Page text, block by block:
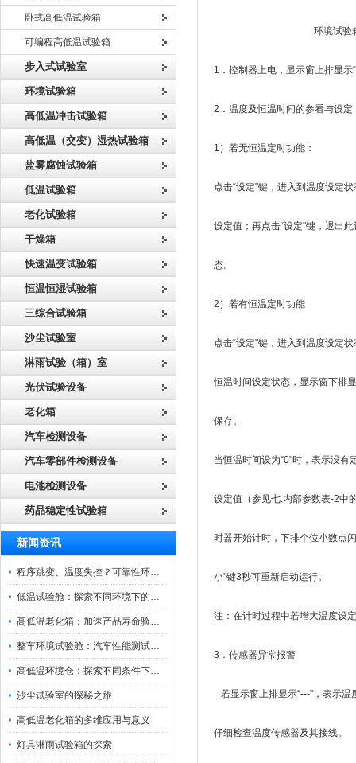
卧式高低温试验箱
可编程高低温试验箱
步入式试验室
环境试验箱
高低温冲击试验箱
高低温（交变）湿热试验箱
盐雾腐蚀试验箱
低温试验箱
老化试验箱
干燥箱
快速温变试验箱
恒温恒湿试验箱
三综合试验箱
沙尘试验室
淋雨试验（箱）室
光伏试验设备
老化箱
汽车检测设备
汽车零部件检测设备
电池检测设备
药品稳定性试验箱
新闻资讯
程序跳变、温度失控？可靠性环境试验箱控制系统故障处理
低温试验舱：探索不同环境下的科技边界
高低温老化箱：加速产品寿命验证的可靠伙伴
整车环境试验舱：汽车性能测试的设备
高低温环境仓：探索不同条件下的科学奥秘
沙尘试验室的探秘之旅
高低温老化箱的多维应用与意义
灯具淋雨试验箱的探索
环境试验箱温度控
1．控制器上电，显示窗上排显
2．温度及恒温时间的参看与设定
1）若无恒温定时功能：
点击“设定"键，进入到温度设定
设定值；再点击“设定"键，退出
态。
2）若有恒温定时功能
点击“设定"键，进入到温度设定
恒温时间设定状态，显示窗下排
保存。
当恒温时间设为“0"时，表示没
设定值（参见七.内部参数表-2中
时器开始计时，下排个位小数点
小"键3秒可重新启动运行。
注：在计时过程中若增大温度设
3．传感器异常报警
若显示窗上排显示“---"，表示
仔细检查温度传感器及其接线。